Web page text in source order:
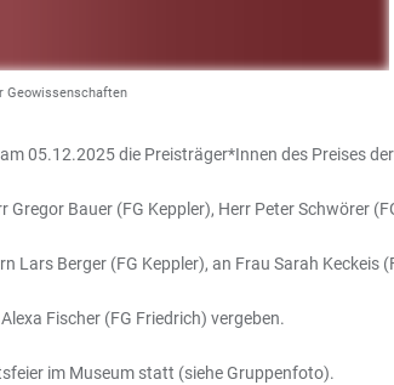
Geowissenschaften
05.12.2025 die Preisträger*Innen des Preises
Gregor Bauer (FG Keppler), Herr Peter Schwörer
Lars Berger (FG Keppler), an Frau Sarah
Fischer (FG Friedrich) vergeben.
im Museum statt (siehe Gruppenfoto).